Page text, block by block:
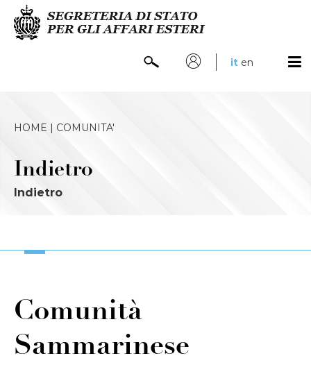
it en
HOME | COMUNITA'
Indietro
Indietro
Comunità
Sammarinese